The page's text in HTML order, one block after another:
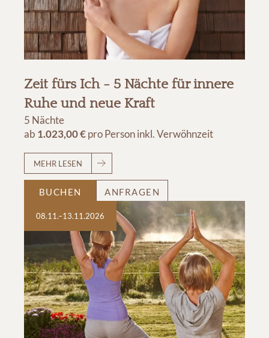
Zeit fürs Ich - 5 Nächte für innere
Ruhe und neue Kraft
5 Nächte
ab 1.023,00 €pro Personinkl. Verwöhnzeit
MEHR LESEN
BUCHEN ANFRAGEN
08.11.–13.11.2026